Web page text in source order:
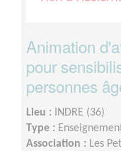
Animation
pour
personnes
Lieu : INDRE (36)
Type :
Association : Les